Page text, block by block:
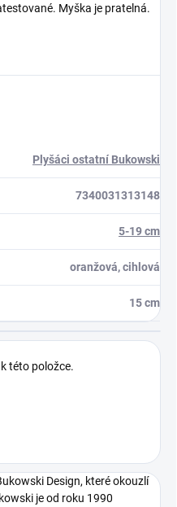
Myška je pratelná.
Plyšáci ostatní Bukowski
7340031313148
5-19 cm
oranžová, cihlová
15 cm
této položce.
Design, které okouzlí
je od roku 1990